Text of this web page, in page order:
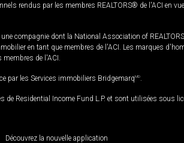
rendus par les membres REALTORS® de l'ACI en
compagnie dont la National Association of
en tant que membres de l'ACI. Les marques
de l'ACI.
par les Services immobiliers BridgemarqMD
de Residential Income Fund L.P. et sont utilisées sous
Découvrez la nouvelle application